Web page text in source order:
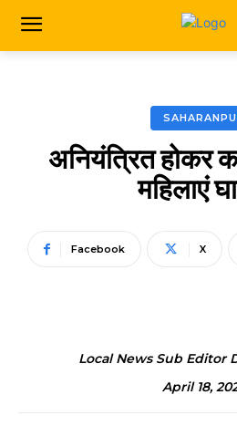
अनियंत्रित होकर
महिलाएं
Facebook X
Local News Sub Editor
April 18,